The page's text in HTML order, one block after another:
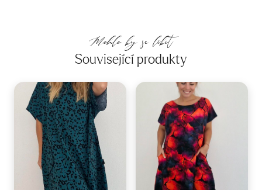
Mohlo by se líbit
Související produkty